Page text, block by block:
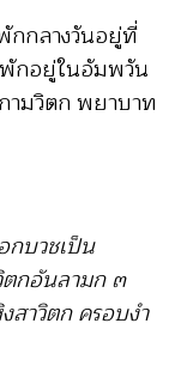
กกลางวันอยู่ที่
กอยู่ในอัมพวัน
กามวิตก พยาบาท
กบวชเป็น
กอันลามก ๓
สาวิตก ครอบงำ